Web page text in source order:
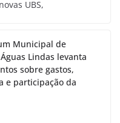
UBS,
Municipal de
Lindas levanta
sobre gastos,
e participação da